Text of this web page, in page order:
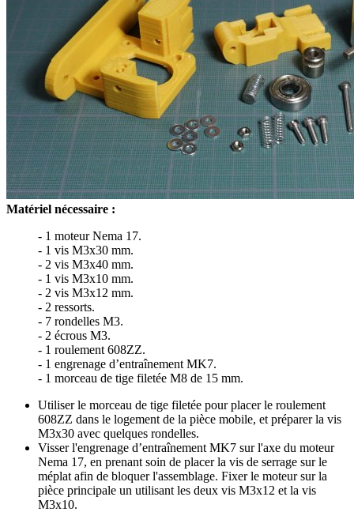
Matériel nécessaire :
- 1 moteur Nema 17.
- 1 vis M3x30 mm.
- 2 vis M3x40 mm.
- 1 vis M3x10 mm.
- 2 vis M3x12 mm.
- 2 ressorts.
- 7 rondelles M3.
- 2 écrous M3.
- 1 roulement 608ZZ.
- 1 engrenage d’entraînement MK7.
- 1 morceau de tige filetée M8 de 15 mm.
Utiliser le morceau de tige filetée pour placer le roulement
608ZZ dans le logement de la pièce mobile, et préparer la vis
M3x30 avec quelques rondelles.
Visser l'engrenage d’entraînement MK7 sur l'axe du moteur
Nema 17, en prenant soin de placer la vis de serrage sur le
méplat afin de bloquer l'assemblage. Fixer le moteur sur la
pièce principale un utilisant les deux vis M3x12 et la vis
M3x10.